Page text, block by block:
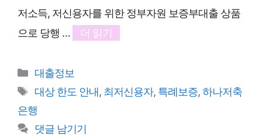
저소득, 저신용자를 위한 정부자원 보증부대출 상품
으로 당행 …
더 읽기
카
테
리
대출정보
태
그
대상 한도 안내, 최저신용자, 특례보증,하나저축
은행
댓글 남기기